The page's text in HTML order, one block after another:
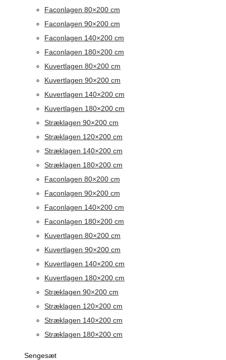
Faconlagen 80×200 cm
Faconlagen 90×200 cm
Faconlagen 140×200 cm
Faconlagen 180×200 cm
Kuvertlagen 80×200 cm
Kuvertlagen 90×200 cm
Kuvertlagen 140×200 cm
Kuvertlagen 180×200 cm
Stræklagen 90×200 cm
Stræklagen 120×200 cm
Stræklagen 140×200 cm
Stræklagen 180×200 cm
Faconlagen 80×200 cm
Faconlagen 90×200 cm
Faconlagen 140×200 cm
Faconlagen 180×200 cm
Kuvertlagen 80×200 cm
Kuvertlagen 90×200 cm
Kuvertlagen 140×200 cm
Kuvertlagen 180×200 cm
Stræklagen 90×200 cm
Stræklagen 120×200 cm
Stræklagen 140×200 cm
Stræklagen 180×200 cm
Sengesæt